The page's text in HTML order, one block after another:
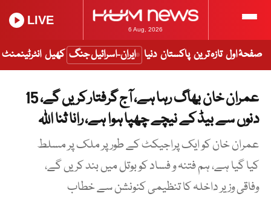
6 Aug, 2026
LIVE
صفحۂ اول تازہ ترین پاکستان دنیا ایران-اسرائیل جنگ کھیل انٹرٹینمنٹ
عمران خان بھاگ رہا ہے، آج گرفتار کر یں گے، 15
دنوں سے بیڈ کے نیچے چھپا ہوا ہے، رانا ثنا اللہ
عمران خان کو ایک پراجیکٹ کے طور پر ملک پر مسلط
کیا گیا ہے، ہم فتنہ و فساد کو بوتل میں بند کریں گے،
وفاقی وزیر داخلہ کا تنظیمی کنونشن سے خطاب